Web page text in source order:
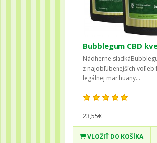
Bubblegum CBD
Nádherne
z najobľúbenejších voľieb
legálnej marihuany...
23,55€
VLOŽIŤ DO KOŠÍKA